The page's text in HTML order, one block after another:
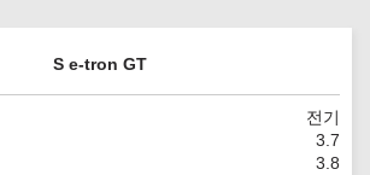
S e-tron GT
전기
3.7
3.8